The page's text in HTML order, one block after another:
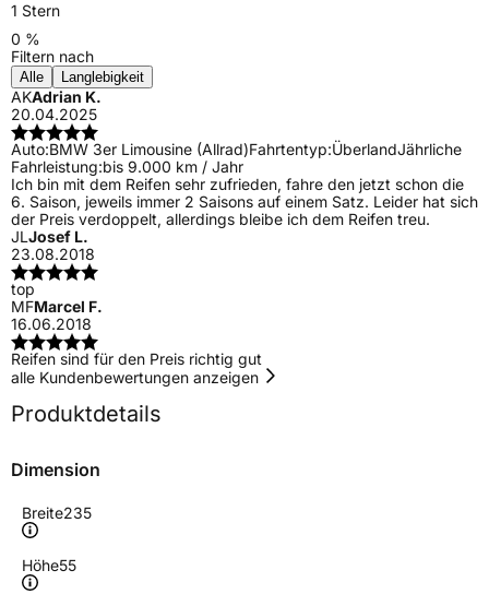
1 Stern
0 %
Filtern nach
Alle Langlebigkeit
AKAdrian K.
20.04.2025
Auto:BMW 3er Limousine (Allrad)Fahrtentyp:ÜberlandJährliche
Fahrleistung:bis 9.000 km / Jahr
Ich bin mit dem Reifen sehr zufrieden, fahre den jetzt schon die
6. Saison, jeweils immer 2 Saisons auf einem Satz. Leider hat sich
der Preis verdoppelt, allerdings bleibe ich dem Reifen treu.
JLJosef L.
23.08.2018
top
MFMarcel F.
16.06.2018
Reifen sind für den Preis richtig gut
alle Kundenbewertungen anzeigen
Produktdetails
Dimension
Breite235
Höhe55